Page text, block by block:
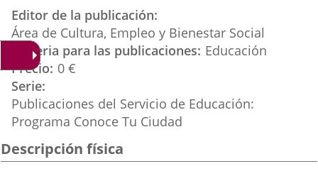
externa.externa.
Editor de la publicación
Área de Cultura, Empleo y Bienestar Social
Materia para las publicaciones Educación
Precio 0 €
Serie
Publicaciones del Servicio de Educación:
Programa Conoce Tu Ciudad
Descripción física